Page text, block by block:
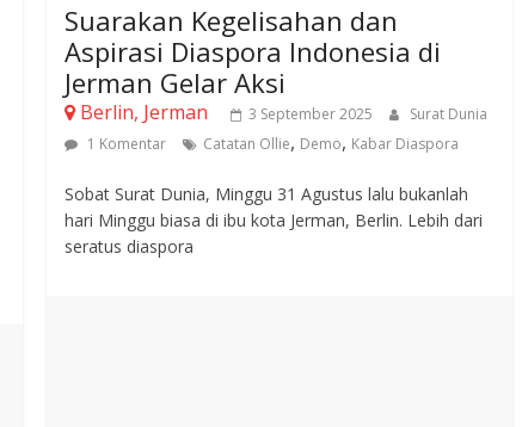
Suarakan Kegelisahan dan
Aspirasi Diaspora Indonesia di
Jerman Gelar Aksi
Berlin, Jerman 3 September 2025
Surat Dunia
1 Komentar
Catatan Ollie, Demo, Kabar Diaspora
Sobat Surat Dunia, Minggu 31 Agustus lalu bukanlah
hari Minggu biasa di ibu kota Jerman, Berlin. Lebih dari
seratus diaspora